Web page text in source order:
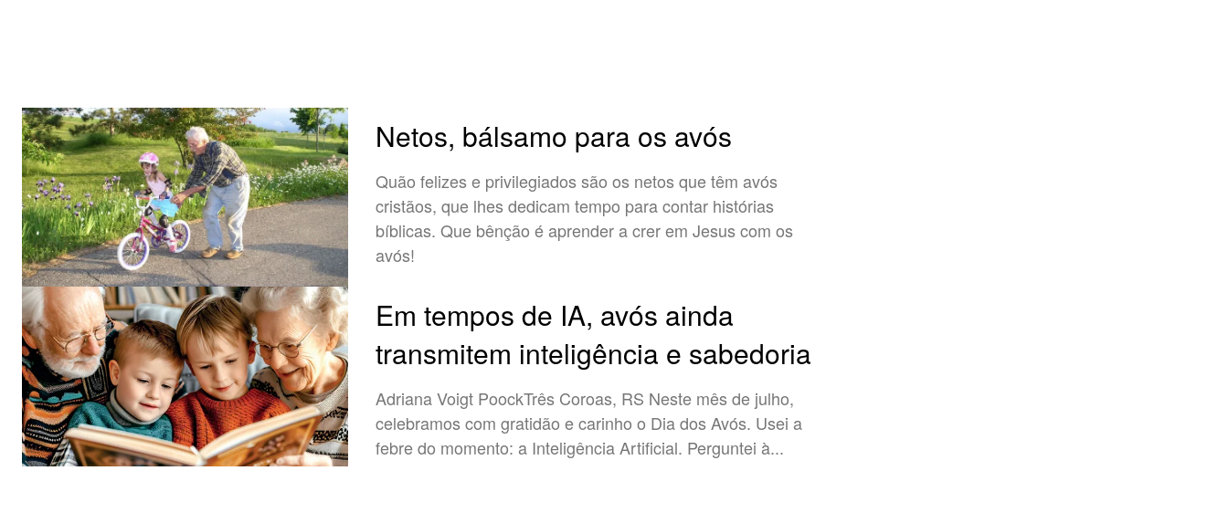
Netos, bálsamo para os avós
Quão felizes e privilegiados são os netos que têm avós
cristãos, que lhes dedicam tempo para contar histórias
bíblicas. Que bênção é aprender a crer em Jesus com os
avós!
Em tempos de IA, avós ainda
transmitem inteligência e sabedoria
Adriana Voigt PoockTrês Coroas, RS Neste mês de julho,
celebramos com gratidão e carinho o Dia dos Avós. Usei a
febre do momento: a Inteligência Artificial. Perguntei à...